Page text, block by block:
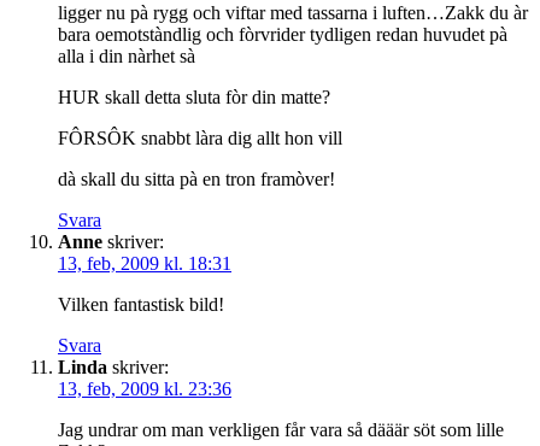
ligger nu pà rygg och viftar med tassarna i luften…Zakk du àr
bara oemotstàndlig och fòrvrider tydligen redan huvudet pà
alla i din nàrhet sà
HUR skall detta sluta fòr din matte?
FÔRSÔK snabbt làra dig allt hon vill
dà skall du sitta pà en tron framòver!
Svara
Anne skriver:
13, feb, 2009 kl. 18:31
Vilken fantastisk bild!
Svara
Linda skriver:
13, feb, 2009 kl. 23:36
Jag undrar om man verkligen får vara så dääär söt som lille